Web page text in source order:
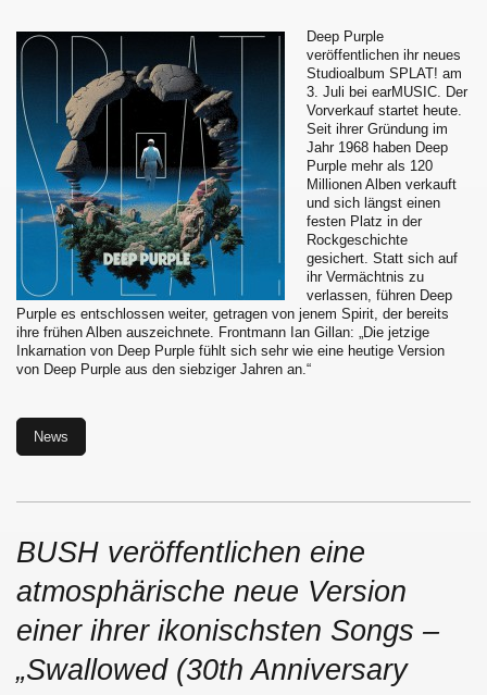
Deep Purple
veröffentlichen ihr neues
Studioalbum SPLAT! am
3. Juli bei earMUSIC. Der
Vorverkauf startet heute.
Seit ihrer Gründung im
Jahr 1968 haben Deep
Purple mehr als 120
Millionen Alben verkauft
und sich längst einen
festen Platz in der
Rockgeschichte
gesichert. Statt sich auf
ihr Vermächtnis zu
verlassen, führen Deep
Purple es entschlossen weiter, getragen von jenem Spirit, der bereits
ihre frühen Alben auszeichnete. Frontmann Ian Gillan: „Die jetzige
Inkarnation von Deep Purple fühlt sich sehr wie eine heutige Version
von Deep Purple aus den siebziger Jahren an.“
News
BUSH veröffentlichen eine
atmosphärische neue Version
einer ihrer ikonischsten Songs –
„Swallowed (30th Anniversary